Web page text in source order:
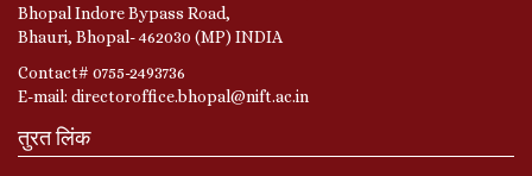
Bhopal Indore Bypass Road,
Bhauri, Bhopal- 462030 (MP) INDIA
Contact# 0755-2493736
E-mail: directoroffice.bhopal@nift.ac.in
तुरत लिंक